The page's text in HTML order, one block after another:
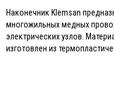
Наконечник Klemsan
многожильных медных
электрических узлов.
изготовлен из